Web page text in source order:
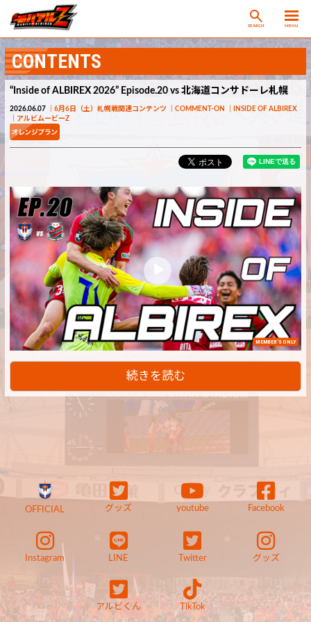
SEARCH MENU
CONTENTS
“Inside of ALBIREX 2026” Episode.20 vs 北海道コンサドーレ札幌
2026.06.07 6月6日（土）札幌戦関連コンテンツ COMMENT-ON
INSIDE OF ALBIREX
アルビムービーZ
MEMBER'S ONLY
続きを読む
OFFICIAL グッズ youtube Facebook
Instagram LINE Twitter グッズ
アルビくん TikTok